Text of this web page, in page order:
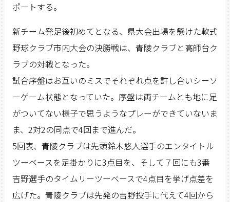
ポートする。
新チーム発足後初めてとなる、県大会出場を懸けた軟式
野球クラブ市内大会の決勝戦は、青陵クラブと高師台ク
ラブの対戦となった。
試合序盤はお互いのミスでそれぞれ点を許し合いシーソ
ーゲーム状態となっていた。序盤は両チームとも地に足
がついてない様子で思うようなプレーができていないま
ま、2対2の同点で4回まで進んだ。
5回表、青陵クラブは先頭鈴木悠人選手のエンタイトル
ツーベースを足掛かりに3点目を、そして７回にも3番
吉野選手のタイムリーツーベースで4点目を挙げ点差を
広げた。青陵クラブは先発の吉野投手に代えて4回から